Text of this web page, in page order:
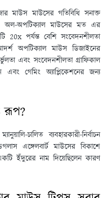
মাউস মাউসের গতিবিধি সনাক্ত
অপটিক্যাল মাউসের মত এর
পর্যন্ত বেশি সংবেদনশীলতা
অপটিক্যাল মাউস ডিজাইনের
এবং সংবেদনশীলতা গ্রাফিকাল
এবং গেমিং অ্যাপ্লিকেশনের জন্য
রূপ?
চালিত ব্যবহারকারী-নির্বাচন
এঙ্গেলবার্ট মাউসের বিকাশে
ইঁদুরের নাম দিয়েছিলেন কারণ